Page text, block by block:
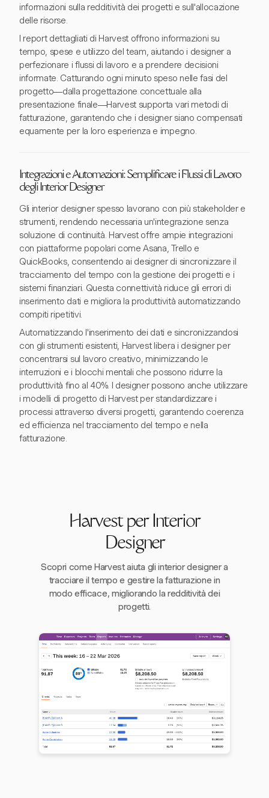
informazioni sulla redditività dei progetti e sull'allocazione
delle risorse.
I report dettagliati di Harvest offrono informazioni su
tempo, spese e utilizzo del team, aiutando i designer a
perfezionare i flussi di lavoro e a prendere decisioni
informate. Catturando ogni minuto speso nelle fasi del
progetto—dalla progettazione concettuale alla
presentazione finale—Harvest supporta vari metodi di
fatturazione, garantendo che i designer siano compensati
equamente per la loro esperienza e impegno.
Integrazioni e Automazioni: Semplificare i Flussi di Lavoro
degli Interior Designer
Gli interior designer spesso lavorano con più stakeholder e
strumenti, rendendo necessaria un'integrazione senza
soluzione di continuità. Harvest offre ampie integrazioni
con piattaforme popolari come Asana, Trello e
QuickBooks, consentendo ai designer di sincronizzare il
tracciamento del tempo con la gestione dei progetti e i
sistemi finanziari. Questa connettività riduce gli errori di
inserimento dati e migliora la produttività automatizzando
compiti ripetitivi.
Automatizzando l'inserimento dei dati e sincronizzandosi
con gli strumenti esistenti, Harvest libera i designer per
concentrarsi sul lavoro creativo, minimizzando le
interruzioni e i blocchi mentali che possono ridurre la
produttività fino al 40%. I designer possono anche utilizzare
i modelli di progetto di Harvest per standardizzare i
processi attraverso diversi progetti, garantendo coerenza
ed efficienza nel tracciamento del tempo e nella
fatturazione.
Harvest per Interior
Designer
Scopri come Harvest aiuta gli interior designer a
tracciare il tempo e gestire la fatturazione in
modo efficace, migliorando la redditività dei
progetti.